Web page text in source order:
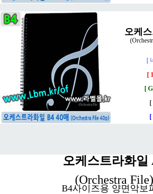
오케
[
[
[
[
[
오케스트라화일
(Orchestra File)
B4사이즈용 양면악보